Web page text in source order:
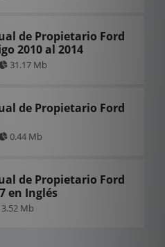
de Propietario Ford
2010 al 2014
31.17 Mb
de Propietario Ford
0.44 Mb
de Propietario Ford
en Inglés
3.52 Mb